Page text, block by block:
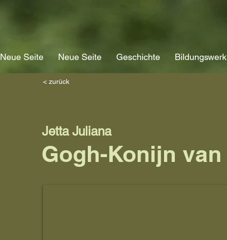
Neue Seite Neue Seite Geschichte Bildungswerk
< zurück
Gogh-Konijn van
Jetta Juliana